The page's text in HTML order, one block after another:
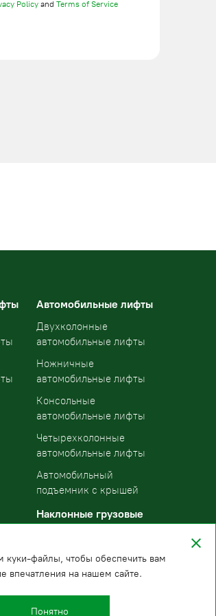
Policy and Terms of Service
Автомобильные лифты
Двухколонные
автомобильные лифты
Ножничные
автомобильные лифты
Консольные
автомобильные лифты
Четырехколонные
автомобильные лифты
Автомобильный
подъемник с крышей
Наклонные грузовые
куки-файлы, чтобы обеспечить вам
впечатления на нашем сайте.
Понятно